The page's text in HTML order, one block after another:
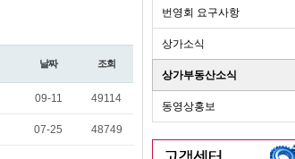
날짜 조회
09-11 49114
07-25 48749
번영회 요구사항
상가소식
상가부동산소식
동영상홍보